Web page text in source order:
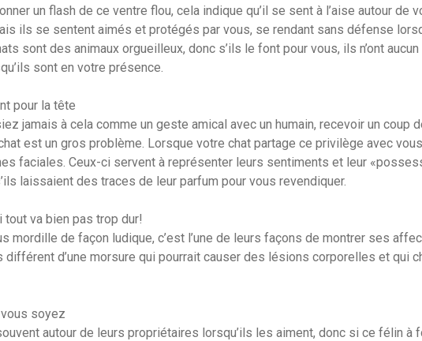
un flash de ce ventre flou, cela indique qu’il se sent à l’aise autour de
ils se sentent aimés et protégés par vous, se rendant sans défense
sont des animaux orgueilleux, donc s’ils le font pour vous, ils n’ont
sont en votre présence.
pour la tête
jamais à cela comme un geste amical avec un humain, recevoir un coup
est un gros problème. Lorsque votre chat partage ce privilège avec
faciales. Ceux-ci servent à représenter leurs sentiments et leur
laissaient des traces de leur parfum pour vous revendiquer.
tout va bien pas trop dur!
mordille de façon ludique, c’est l’une de leurs façons de montrer ses
différent d’une morsure qui pourrait causer des lésions corporelles et qui
soyez
autour de leurs propriétaires lorsqu’ils les aiment, donc si ce félin à